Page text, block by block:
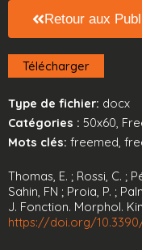
Retour aux
Thomas, E. ; Rossi, C. ;
Sahin, FN ; Proia, P. ;
J. Fonction. Morphol.
https://doi.org/
Télécharger
Type de fichier: docx
Catégories : 50x60,
Mots clés: freemed,